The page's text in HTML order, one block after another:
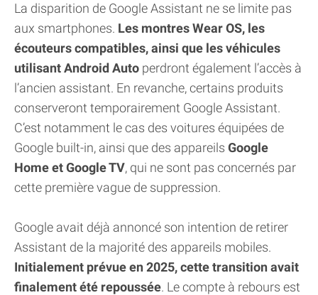
La disparition de Google Assistant ne se limite pas
aux smartphones. Les montres Wear OS, les
écouteurs compatibles, ainsi que les véhicules
utilisant Android Auto perdront également l’accès à
l’ancien assistant. En revanche, certains produits
conserveront temporairement Google Assistant.
C’est notamment le cas des voitures équipées de
Google built-in, ainsi que des appareils Google
Home et Google TV, qui ne sont pas concernés par
cette première vague de suppression.
Google avait déjà annoncé son intention de retirer
Assistant de la majorité des appareils mobiles.
Initialement prévue en 2025, cette transition avait
finalement été repoussée. Le compte à rebours est